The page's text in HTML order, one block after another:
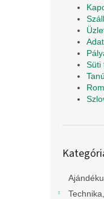
Süti
átugrása